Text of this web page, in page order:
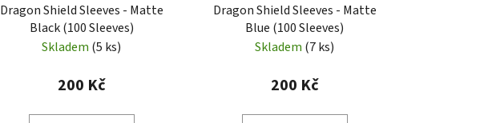
Dragon Shield Sleeves - Matte
Black (100 Sleeves)
Skladem (5 ks)
200 Kč
Dragon Shield Sleeves - Matte
Blue (100 Sleeves)
Skladem (7 ks)
200 Kč